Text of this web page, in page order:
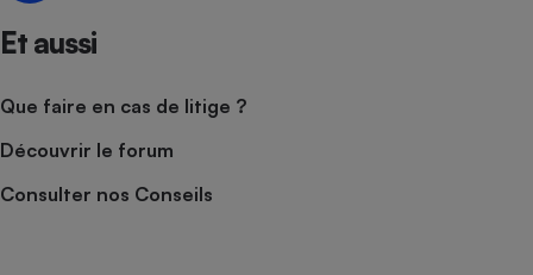
Et aussi
Que faire en cas de litige ?
Découvrir le forum
Consulter nos Conseils